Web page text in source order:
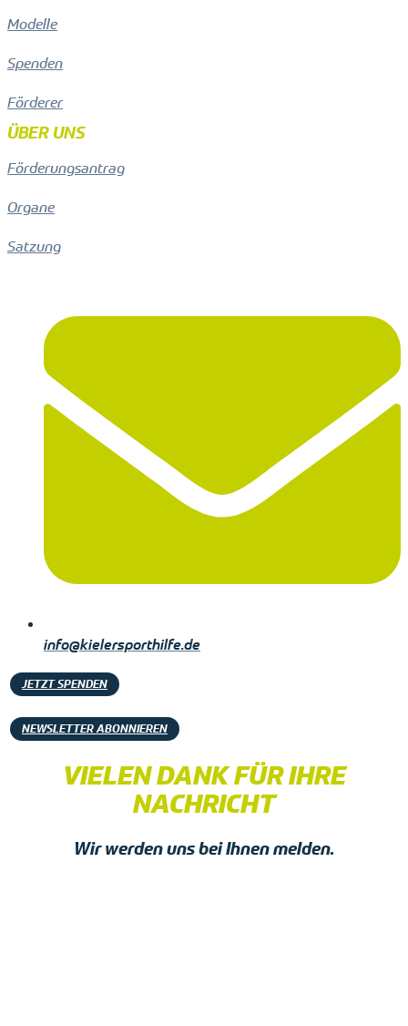
Modelle
Spenden
Förderer
ÜBER UNS
Förderungsantrag
Organe
Satzung
info@kielersporthilfe.de
JETZT SPENDEN
NEWSLETTER ABONNIEREN
VIELEN DANK FÜR IHRE
NACHRICHT
Wir werden uns bei Ihnen melden.